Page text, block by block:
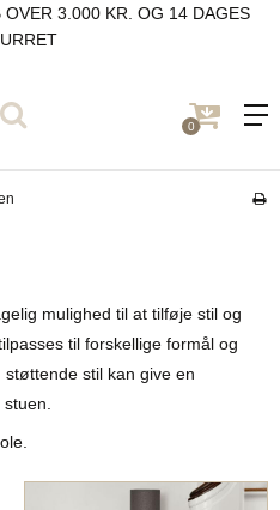
3.000 KR. OG 14 DAGES
0
mulighed til at tilføje stil og
til forskellige formål og
stil kan give en